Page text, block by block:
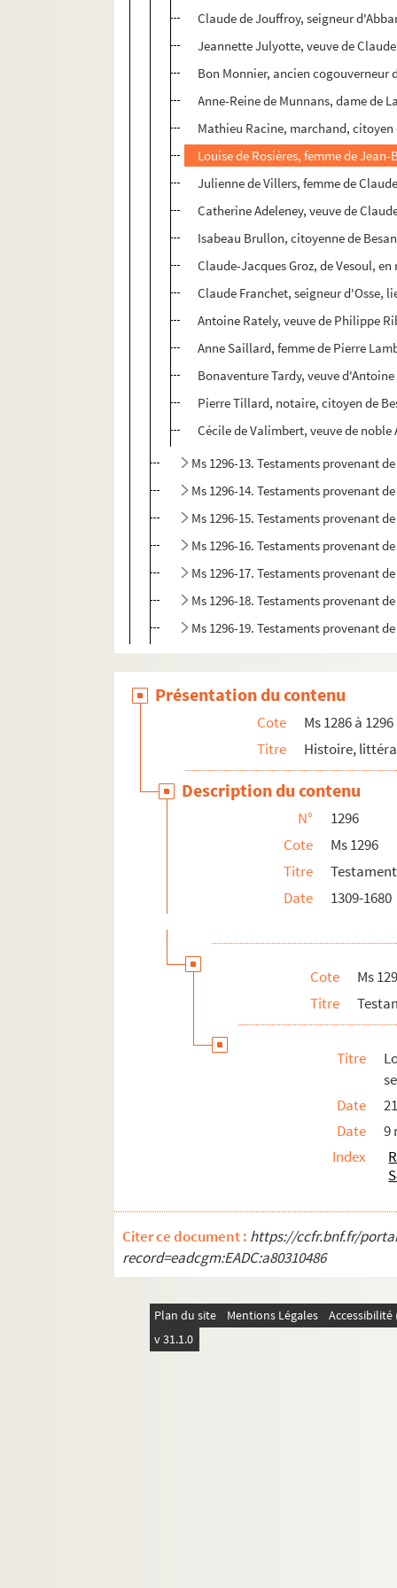
Claude de Jouffroy, seigneur
Jeannette Julyotte, veuve de
Bon Monnier, ancien cogouverneur
Anne-Reine de Munnans, dame de
Mathieu Racine, marchand, citoyen
Louise de Rosières, femme de
Julienne de Villers, femme de
Catherine Adeleney, veuve de
Isabeau Brullon, citoyenne de
Claude-Jacques Groz, de Vesoul,
Claude Franchet, seigneur d'Osse,
Antoine Rately, veuve de Philippe
Anne Saillard, femme de Pierre
Bonaventure Tardy, veuve
Pierre Tillard, notaire, citoyen de
Cécile de Valimbert, veuve de
Ms 1296-13. Testaments provenant
Ms 1296-14. Testaments provenant
Ms 1296-15. Testaments provenant
Ms 1296-16. Testaments provenant
Ms 1296-17. Testaments provenant
Ms 1296-18. Testaments provenant
Ms 1296-19. Testaments provenant
Présentation du contenu
Cote
Ms 1286 à 1296
Titre
Histoire,
Description du contenu
N°
1296
Cote
Ms 1296
Titre
Date
1309-1680
Cote
Ms
Titre
Titre
Date
Date
9
Index
Citer ce document : https://ccfr.bnf.fr/
record=eadcgm:EADC:a80310486
Plan du site Mentions Légales
v 31.1.0